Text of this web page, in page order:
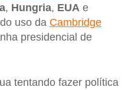
, Hungria, EUA e
uso da Cambridge
presidencial de
tentando fazer política